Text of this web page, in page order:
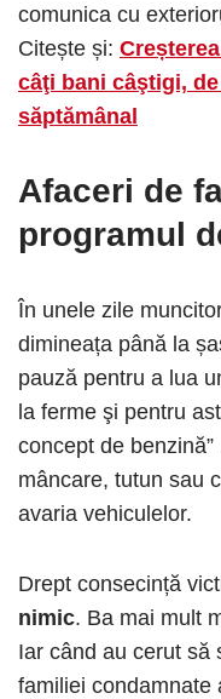
comunica cu
Citește și:
câţi bani câştigi,
săptămânal
Afaceri de
programul
În unele zile
dimineața până la
pauză pentru a lua
la ferme şi pentru
concept de
mâncare, tutun sau
avaria vehiculelor.
Drept consecință
nimic. Ba mai mult
Iar când au cerut să
familiei condamnate